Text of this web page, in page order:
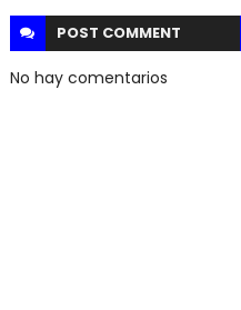
POST COMMENT
No hay comentarios